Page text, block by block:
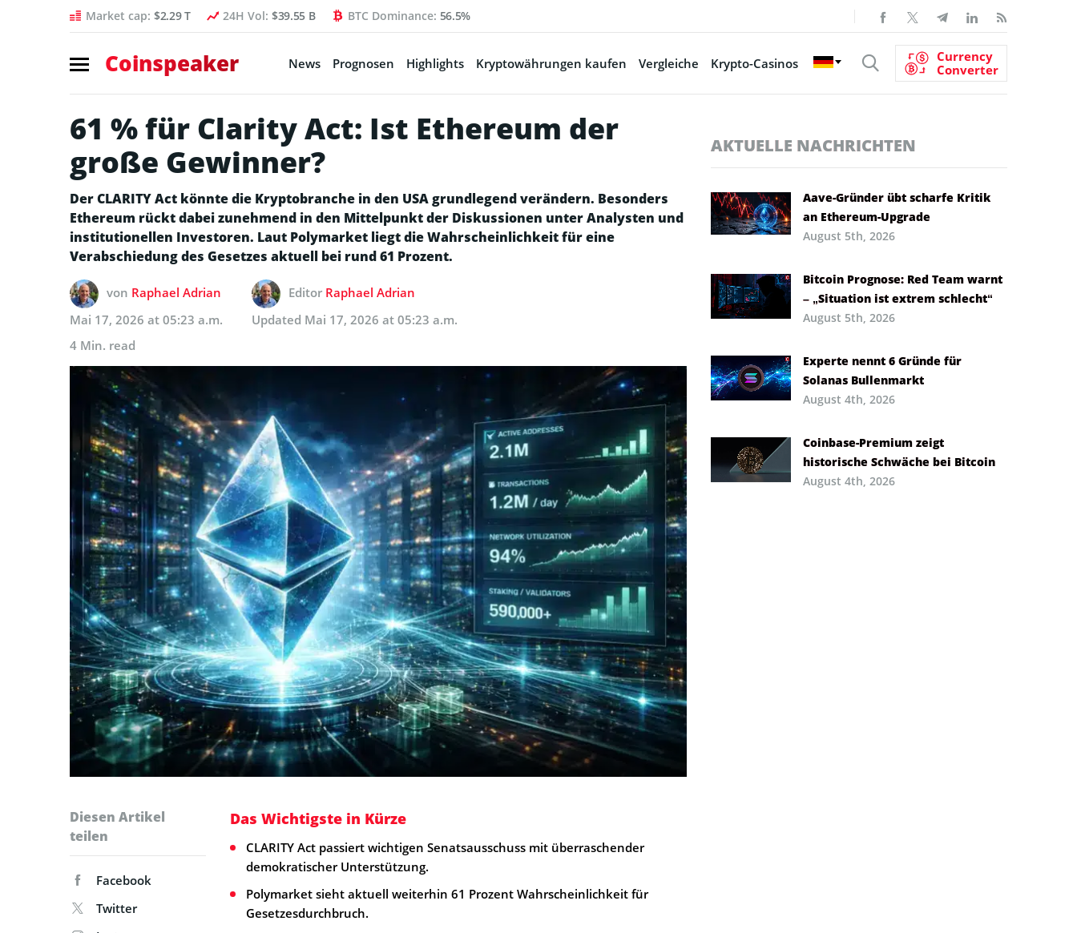
Market cap: $2.29 T 24H Vol: $39.55 B BTC Dominance: 56.5%
Coinspeaker News Prognosen Highlights Kryptowährungen kaufen Vergleiche Krypto-Casinos
Currency
Converter
61 % für Clarity Act: Ist Ethereum der
große Gewinner?
Der CLARITY Act könnte die Kryptobranche in den USA grundlegend verändern. Besonders
Ethereum rückt dabei zunehmend in den Mittelpunkt der Diskussionen unter Analysten und
institutionellen Investoren. Laut Polymarket liegt die Wahrscheinlichkeit für eine
Verabschiedung des Gesetzes aktuell bei rund 61 Prozent.
von Raphael Adrian Editor Raphael Adrian
Mai 17, 2026 at 05:23 a.m.
Updated Mai 17, 2026 at 05:23 a.m.
4 Min. read
Diesen Artikel
teilen
Facebook
Twitter
Das Wichtigste in Kürze
CLARITY Act passiert wichtigen Senatsausschuss mit überraschender
demokratischer Unterstützung.
Polymarket sieht aktuell weiterhin 61 Prozent Wahrscheinlichkeit für
Gesetzesdurchbruch.
AKTUELLE NACHRICHTEN
Aave-Gründer übt scharfe Kritik
an Ethereum-Upgrade
August 5th, 2026
Bitcoin Prognose: Red Team warnt
– „Situation ist extrem schlecht“
August 5th, 2026
Experte nennt 6 Gründe für
Solanas Bullenmarkt
August 4th, 2026
Coinbase-Premium zeigt
historische Schwäche bei Bitcoin
August 4th, 2026